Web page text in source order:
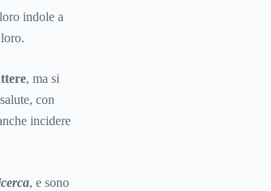
indole a
, ma si
con
incidere
, e sono